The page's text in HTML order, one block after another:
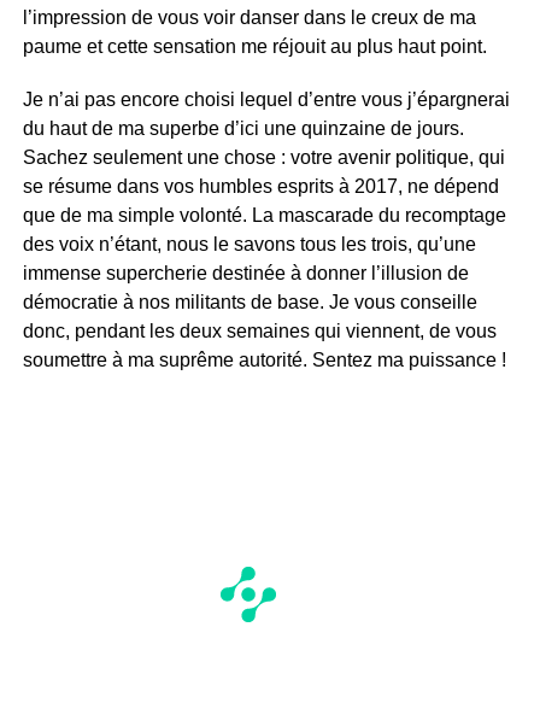
l’impression de vous voir danser dans le creux de ma
paume et cette sensation me réjouit au plus haut point.
Je n’ai pas encore choisi lequel d’entre vous j’épargnerai
du haut de ma superbe d’ici une quinzaine de jours.
Sachez seulement une chose : votre avenir politique, qui
se résume dans vos humbles esprits à 2017, ne dépend
que de ma simple volonté. La mascarade du recomptage
des voix n’étant, nous le savons tous les trois, qu’une
immense supercherie destinée à donner l’illusion de
démocratie à nos militants de base. Je vous conseille
donc, pendant les deux semaines qui viennent, de vous
soumettre à ma suprême autorité. Sentez ma puissance !